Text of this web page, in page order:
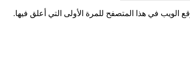
الويب في هذا المتصفح للمرة الأولى التي أعلق فيها.